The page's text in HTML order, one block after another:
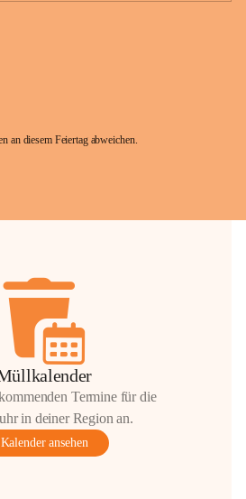
an diesem Feiertag abweichen.
Termine für die
in deiner Region an.
Kalender ansehen